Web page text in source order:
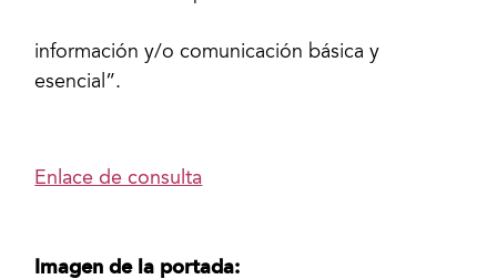
información y/o comunicación básica y
esencial”.
Enlace de consulta
Imagen de la portada: